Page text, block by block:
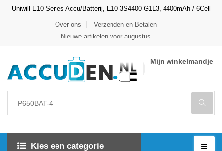
Uniwill E10 Series Accu/Batterij, E10-3S4400-G1L3, 4400mAh / 6Cell
Over ons
Verzenden en Betalen
Nieuwe artikelen voor augustus
Mijn winkelmandje
Kies een categorie